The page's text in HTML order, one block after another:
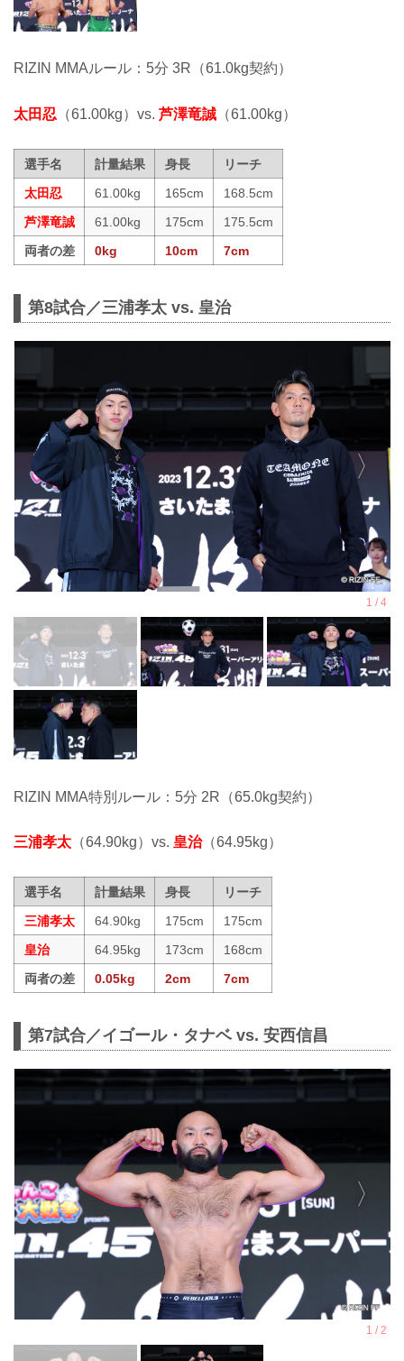
RIZIN MMAルール：5分 3R（61.0kg契約）
太田忍 （61.00kg）vs. 芦澤竜誠 （61.00kg）
選手名 計量結果 身長
リーチ
太田忍
61.00kg 165cm
168.5cm
芦澤竜誠
61.00kg 175cm
175.5cm
両者の差
0kg 10cm 7cm
第8試合／三浦孝太 vs. 皇治
RIZIN MMA特別ルール：5分 2R（65.0kg契約）
三浦孝太 （64.90kg）vs. 皇治（64.95kg）
選手名 計量結果 身長
リーチ
三浦孝太
64.90kg 175cm
175cm
皇治
64.95kg 173cm
168cm
両者の差
0.05kg 2cm 7cm
第7試合／イゴール・タナベ vs. 安西信昌